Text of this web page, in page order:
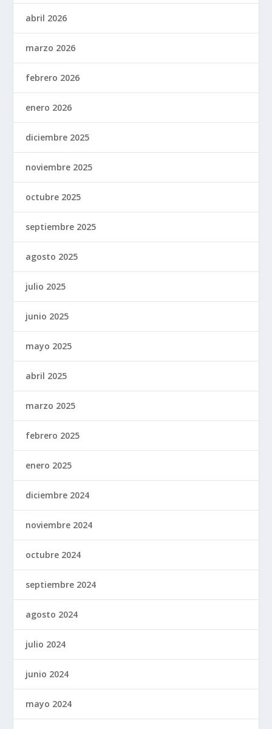
abril 2026
marzo 2026
febrero 2026
enero 2026
diciembre 2025
noviembre 2025
octubre 2025
septiembre 2025
agosto 2025
julio 2025
junio 2025
mayo 2025
abril 2025
marzo 2025
febrero 2025
enero 2025
diciembre 2024
noviembre 2024
octubre 2024
septiembre 2024
agosto 2024
julio 2024
junio 2024
mayo 2024